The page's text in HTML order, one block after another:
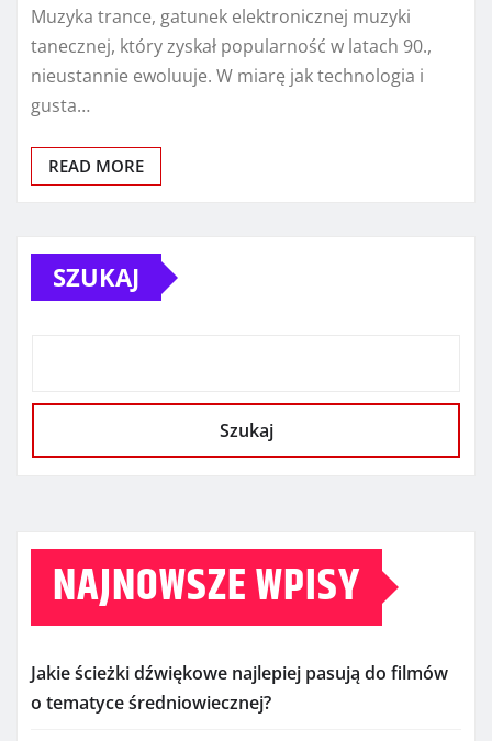
Muzyka trance, gatunek elektronicznej muzyki
tanecznej, który zyskał popularność w latach 90.,
nieustannie ewoluuje. W miarę jak technologia i
gusta…
READ MORE
SZUKAJ
Szukaj
NAJNOWSZE WPISY
Jakie ścieżki dźwiękowe najlepiej pasują do filmów
o tematyce średniowiecznej?